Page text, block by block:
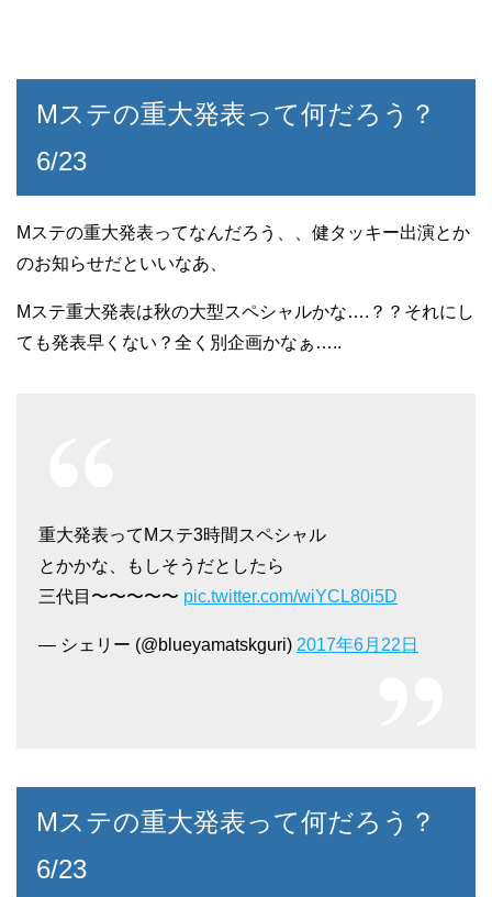
Mステの重大発表って何だろう？
6/23
Mステの重大発表ってなんだろう、、健タッキー出演とか
のお知らせだといいなあ、
Mステ重大発表は秋の大型スペシャルかな….？？それにし
ても発表早くない？全く別企画かなぁ…..
重大発表ってMステ3時間スペシャル
とかかな、もしそうだとしたら
三代目〜〜〜〜〜 pic.twitter.com/wiYCL80i5D
— シェリー (@blueyamatskguri) 2017年6月22日
Mステの重大発表って何だろう？
6/23